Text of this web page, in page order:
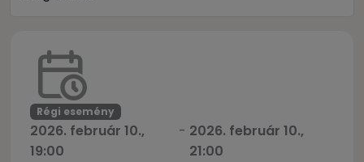
Régi esemény
2026. február 10.,
19:00
- 2026. február 10.,
21:00